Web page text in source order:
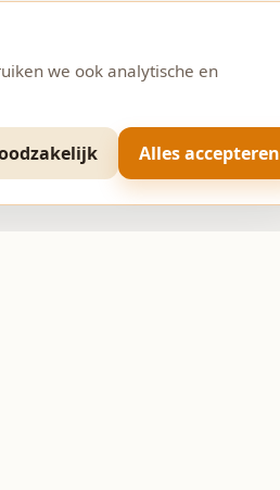
we ook analytische en
Alles accepteren